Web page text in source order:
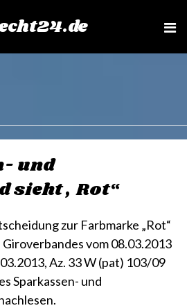
e
und
sieht „Rot“
zur Farbmarke „Rot“
Giroverbandes vom 08.03.2013
Az. 33 W (pat) 103/09
Sparkassen- und